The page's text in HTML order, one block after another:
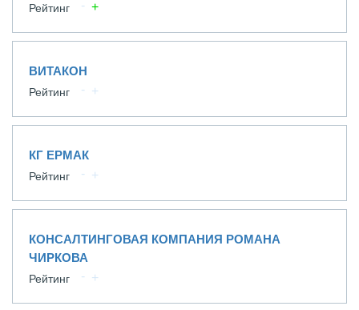
Рейтинг
ВИТАКОН
Рейтинг
КГ ЕРМАК
Рейтинг
КОНСАЛТИНГОВАЯ КОМПАНИЯ РОМАНА
ЧИРКОВА
Рейтинг